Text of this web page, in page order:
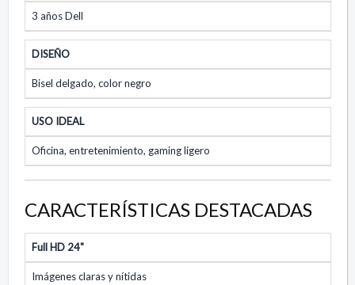
3 años Dell
DISEÑO
Bisel delgado, color negro
USO IDEAL
Oficina, entretenimiento, gaming ligero
CARACTERÍSTICAS DESTACADAS
Full HD 24"
Imágenes claras y nítidas